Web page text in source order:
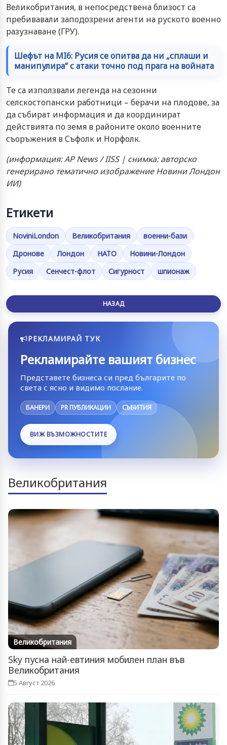
Великобритания, в непосредствена близост са
пребивавали заподозрени агенти на руското военно
разузнаване (ГРУ).
Шефът на MI6: Русия се опитва да ни „сплаши и
манипулира“ с атаки точно под прага на войната
Те са използвали легенда на сезонни
селскостопански работници – берачи на плодове, за
да събират информация и да координират
действията по земя в районите около военните
съоръжения в Съфолк и Норфолк.
(информация: AP News / IISS | снимка: авторско
генерирано тематично изображение Новини Лондон
ИИ)
Етикети
NoviniLondon Великобритания
военни-бази
Дронове
Лондон НАТО
Новини-Лондон
Русия
Сенчест-флот Сигурност шпионаж
НАЗАД
РЕКЛАМИРАЙ ТУК
Рекламирайте вашият бизнес
Представете бизнеса си пред българите по
света с ясно и видимо послание.
БАНЕРИ PR ПУБЛИКАЦИИ СЪБИТИЯ
ВИЖ ВЪЗМОЖНОСТИТЕ
Великобритания
Великобритания
Sky пусна най-евтиния мобилен план във
Великобритания
5 Август 2026